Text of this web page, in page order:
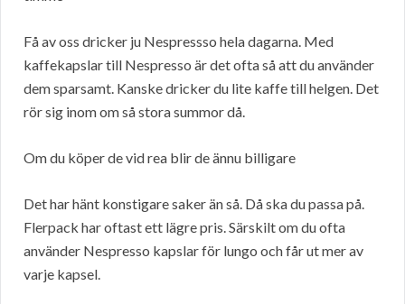
Få av oss dricker ju Nespressso hela dagarna. Med
kaffekapslar till Nespresso är det ofta så att du använder
dem sparsamt. Kanske dricker du lite kaffe till helgen. Det
rör sig inom om så stora summor då.
Om du köper de vid rea blir de ännu billigare
Det har hänt konstigare saker än så. Då ska du passa på.
Flerpack har oftast ett lägre pris. Särskilt om du ofta
använder Nespresso kapslar för lungo och får ut mer av
varje kapsel.